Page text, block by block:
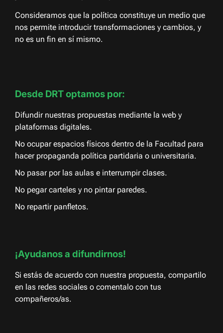
Consideramos que la política constituye un medio que
nos permite introducir transformaciones y cambios, y
no es un fin en sí mismo.
Desde DRT optamos por:
Difundir nuestras propuestas mediante la web y
plataformas digitales.
No ocupar espacios físicos dentro de la Facultad para
hacer propaganda política partidaria o universitaria.
No pasar por las aulas e interrumpir clases.
No pegar carteles y no pintar paredes.
No repartir panfletos.
¡Ayudanos a difundirnos!
Si estás de acuerdo con nuestra propuesta, compartilo
en las redes sociales o comentalo con tus
compañeros/as.